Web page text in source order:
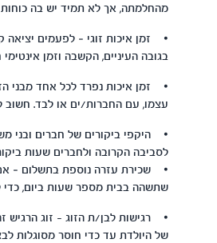
מהחלמתה, אך לא תמיד יש בה
• זמן איכות זוגי – לפעמים יציאה
בגובה העיניים, הקשבה וזמן אינטימי
• זמן איכות נפרד לכל אחד מבני
עצמו, עם החברות/ים או לבד.
• היקפי ביקורים של חברים ובני
לסביבה הקרובה ולחברים שעות
• שכירת עזרה נוספת בתשלום –
שתשהה בבית מספר שעות ביום, כדי
• רגישות לבן/ת הזוג - זוג הרגיש
של היולדת עד כדי חוסר מסוגלות